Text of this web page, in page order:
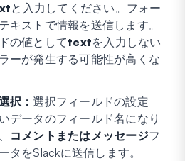
と入力してください。フォー
キストで情報を送信します。
の値としてtextを入力しない
ーが発生する可能性が高くな
択：選択フィールドの設定
データのフィールド名になり
コメントまたはメッセージフ
タをSlackに送信します。